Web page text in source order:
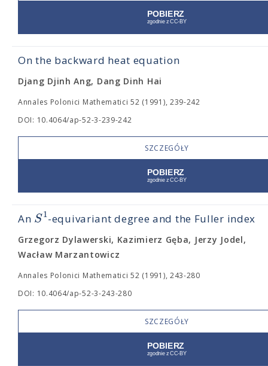
On the backward heat equation
Djang Djinh Ang, Dang Dinh Hai
Annales Polonici Mathematici 52 (1991), 239-242
DOI: 10.4064/ap-52-3-239-242
SZCZEGÓŁY
An S1-equivariant degree and the Fuller index
Grzegorz Dylawerski, Kazimierz Gęba, Jerzy Jodel,
Wacław Marzantowicz
Annales Polonici Mathematici 52 (1991), 243-280
DOI: 10.4064/ap-52-3-243-280
SZCZEGÓŁY